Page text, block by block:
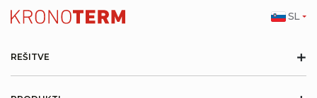
REŠITVE +
SL